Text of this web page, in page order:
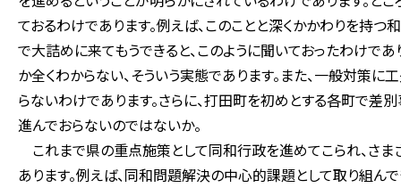
ておるわけであります。例えば、このことと深くかかわりを持
で大詰めに来てもうできると、このように聞いておったわけで
か全くわからない、そういう実態であります。また、一般対策
らないわけであります。さらに、打田町を初めとする各町で
進んでおらないのではないか。
これまで県の重点施策として同和行政を進めてこられ、さ
あります。例えば、同和問題解決の中心的課題として取り組